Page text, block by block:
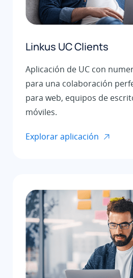
Linkus UC Clients
Aplicación de UC con
para una colaboración
para web, equipos de
móviles.
Explorar aplicación